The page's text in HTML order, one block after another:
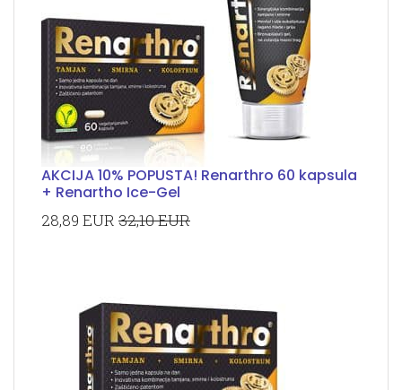
AKCIJA 10% POPUSTA! Renarthro 60 kapsula
+ Renartho Ice-Gel
28,89 EUR 32,10 EUR